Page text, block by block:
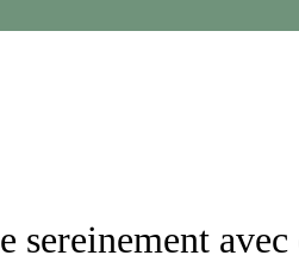
sereinement